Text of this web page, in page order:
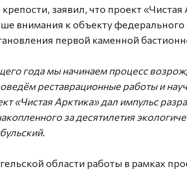
заявил, что проект
внимания к объекту федерального
первой каменной
года мы начинаем процесс
реставрационные работы и
«Чистая Арктика» дал импульс
за десятилетия
области работы в рамках